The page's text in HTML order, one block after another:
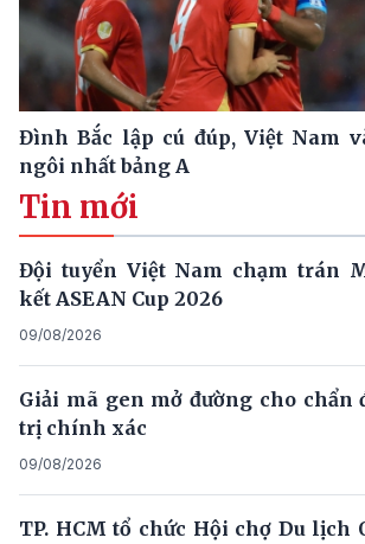
Đình Bắc lập cú đúp, Việt Nam
ngôi nhất bảng A
Tin mới
Đội tuyển Việt Nam chạm trán
kết ASEAN Cup 2026
09/08/2026
Giải mã gen mở đường cho chẩn
trị chính xác
09/08/2026
TP. HCM tổ chức Hội chợ Du lịch